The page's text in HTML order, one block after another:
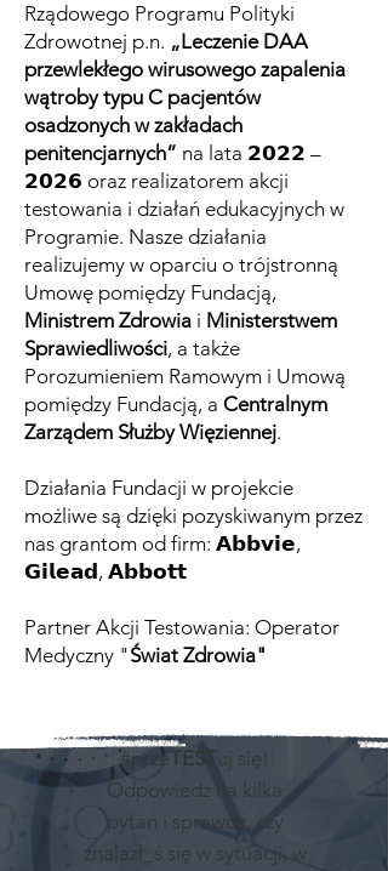
Rządowego Programu Polityki
Zdrowotnej p.n. „Leczenie DAA
przewlekłego wirusowego zapalenia
wątroby typu C pacjentów
osadzonych w zakładach
penitencjarnych” na lata 𝟮𝟬𝟮𝟮 –
𝟮𝟬𝟮𝟲 oraz realizatorem akcji
testowania i działań edukacyjnych w
Programie. Nasze działania
realizujemy w oparciu o trójstronną
Umowę pomiędzy Fundacją,
Ministrem Zdrowia i Ministerstwem
Sprawiedliwości, a także
Porozumieniem Ramowym i Umową
pomiędzy Fundacją, a Centralnym
Zarządem Służby Więziennej.
Działania Fundacji w projekcie
możliwe są dzięki pozyskiwanym przez
nas grantom od firm: 𝗔𝗯𝗯𝘃𝗶𝗲,
𝗚𝗶𝗹𝗲𝗮𝗱, 𝗔𝗯𝗯𝗼𝘁𝘁
Partner Akcji Testowania: Operator
Medyczny "Świat Zdrowia"
#przeTESTuj się!
Odpowiedz na kilka
pytań i sprawdź, czy
znalazł_ś się w sytuacji, w